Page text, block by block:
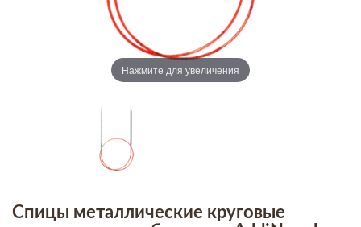
Нажмите для увеличения
Спицы металлические круговые